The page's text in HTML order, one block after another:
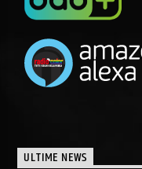
ULTIME NEWS